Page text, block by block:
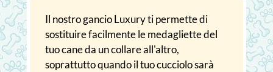
Il nostro gancio Luxury ti permette di
sostituire facilmente le medagliette del
tuo cane da un collare all'altro,
soprattutto quando il tuo cucciolo sarà